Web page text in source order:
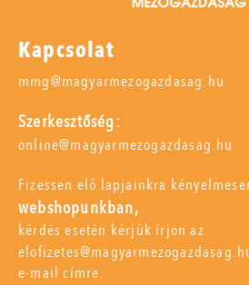
Kapcsolat
mmg@magyarmezogazdasag.hu
Szerkesztőség:
online@magyarmezogazdasag.hu
Fizessen elő lapjainkra
webshopunkban,
kérdés esetén kérjük írjon az
e-mail címre.